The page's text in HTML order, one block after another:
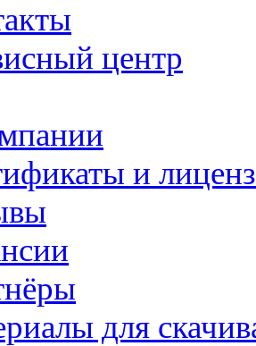
центр
и
для